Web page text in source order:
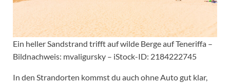
Ein heller Sandstrand trifft auf wilde Berge auf Teneriffa –
Bildnachweis: mvaligursky – iStock-ID: 2184222745
In den Strandorten kommst du auch ohne Auto gut klar,